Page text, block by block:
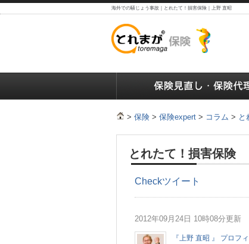
海外での騒じょう事故｜とれたて！損害保険｜上野 直昭
> 保険 > 保険expert > コラム > と
とれたて！損害保険
Checkツイート
2012年09月24日 10時08分更新
『上野 直昭 』 プロフ